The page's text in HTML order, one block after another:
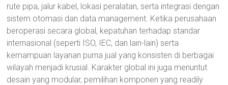
rute pipa, jalur kabel, lokasi peralatan, serta integrasi dengan
sistem otomasi dan data management. Ketika perusahaan
beroperasi secara global, kepatuhan terhadap standar
internasional (seperti ISO, IEC, dan lain-lain) serta
kemampuan layanan purna jual yang konsisten di berbagai
wilayah menjadi krusial. Karakter global ini juga menuntut
desain yang modular, pemilihan komponen yang readily